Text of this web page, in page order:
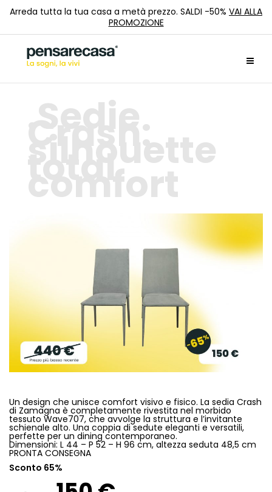
Arreda tutta la tua casa a metà prezzo. SALDI -50% VAI ALLA
PROMOZIONE
Sedie
Crash:
silhouette
total
comfort
Un design che unisce comfort visivo e fisico. La sedia Crash
di Zamagna è completamente rivestita nel morbido
tessuto Wave707, che avvolge la struttura e l’invitante
schienale alto. Una coppia di sedute eleganti e versatili,
perfette per un dining contemporaneo.
Dimensioni: L 44 – P 52 – H 96 cm, altezza seduta 48,5 cm
PRONTA CONSEGNA
Sconto 65%